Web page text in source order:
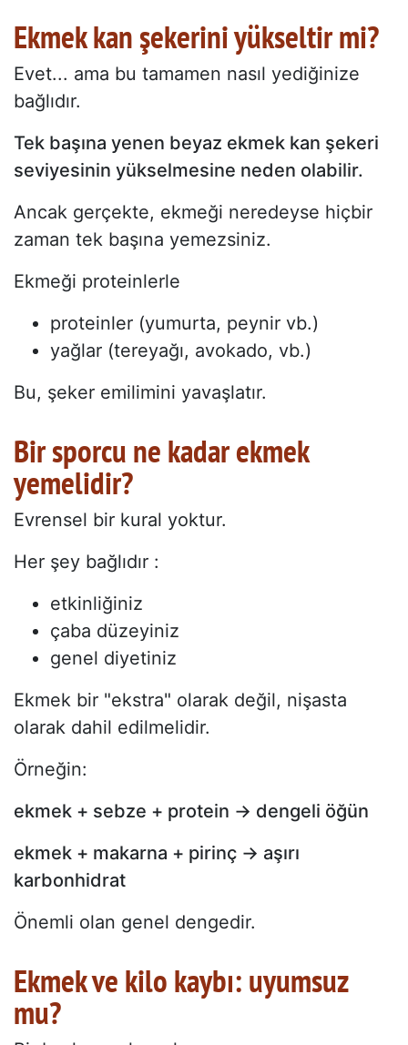
Ekmek kan şekerini yükseltir mi?
Evet... ama bu tamamen nasıl yediğinize
bağlıdır.
Tek başına yenen beyaz ekmek kan şekeri
seviyesinin yükselmesine neden olabilir.
Ancak gerçekte, ekmeği neredeyse hiçbir
zaman tek başına yemezsiniz.
Ekmeği proteinlerle
proteinler (yumurta, peynir vb.)
yağlar (tereyağı, avokado, vb.)
Bu, şeker emilimini yavaşlatır.
Bir sporcu ne kadar ekmek
yemelidir?
Evrensel bir kural yoktur.
Her şey bağlıdır :
etkinliğiniz
çaba düzeyiniz
genel diyetiniz
Ekmek bir "ekstra" olarak değil, nişasta
olarak dahil edilmelidir.
Örneğin:
ekmek + sebze + protein → dengeli öğün
ekmek + makarna + pirinç → aşırı
karbonhidrat
Önemli olan genel dengedir.
Ekmek ve kilo kaybı: uyumsuz
mu?